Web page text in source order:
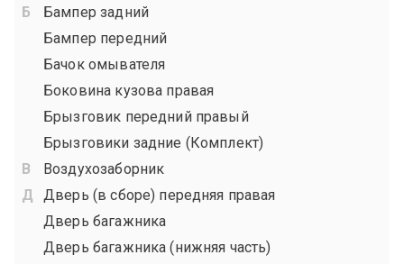
Бампер задний
Бампер передний
Бачок омывателя
Боковина кузова правая
Брызговик передний правый
Брызговики задние (Комплект)
Воздухозаборник
Дверь (в сборе) передняя правая
Дверь багажника
Дверь багажника (нижняя часть)